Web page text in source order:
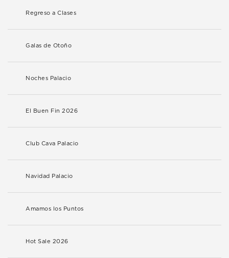
Regreso a Clases
Galas de Otoño
Noches Palacio
El Buen Fin 2026
Club Cava Palacio
Navidad Palacio
Amamos los Puntos
Hot Sale 2026